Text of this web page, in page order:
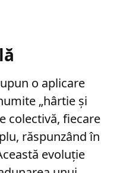
o aplicare
„hârtie și
colectivă, fiecare
răspunzând în
evoluție